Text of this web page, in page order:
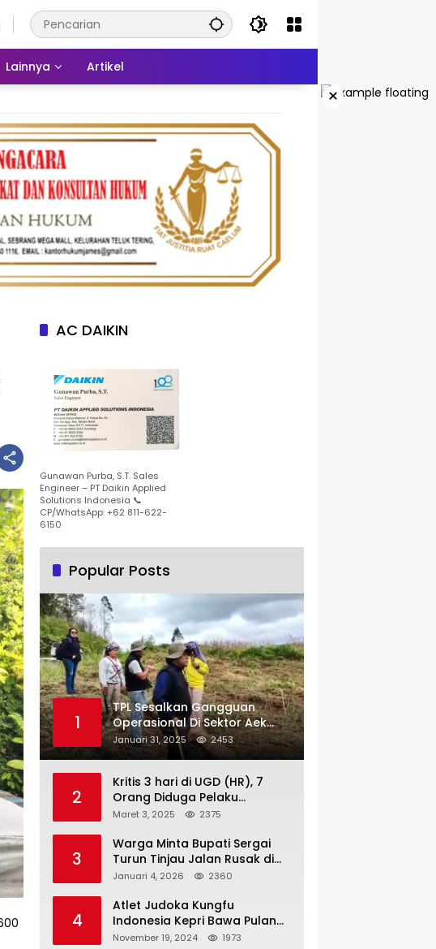
Lainnya Artikel
×
AC DAIKIN
Gunawan Purba, S.T. Sales
Engineer – PT Daikin Applied
Solutions Indonesia 📞
CP/WhatsApp: +62 811-622-
6150
Popular Posts
1
TPL Sesalkan Gangguan
Operasional Di Sektor Aek
Nauli
Januari 31, 2025 2453
2
Kritis 3 hari di UGD (HR), 7
Orang Diduga Pelaku
Pengeroyokan di Lift KTV
Kantor Hukum JAP
Pertanyakan Kinerja Polresta
Tanjungpinang
Maret 3, 2025 2375
3
Warga Minta Bupati Sergai
Turun Tinjau Jalan Rusak di
Dusun 4 Desa Sei Periuk
Januari 4, 2026 2360
4
Atlet Judoka Kungfu
Indonesia Kepri Bawa Pulang
11 Medali Pra Fornas bogor, 3
November 19, 2024 1973